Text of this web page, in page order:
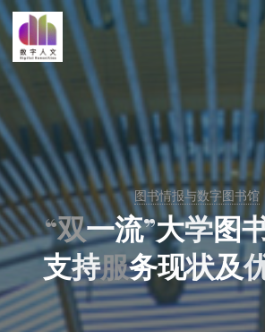
跳
至
内
容
数字人
文 |
DHCN
图书情报与数字图书馆
“双一流”大学图
支持服务现状及